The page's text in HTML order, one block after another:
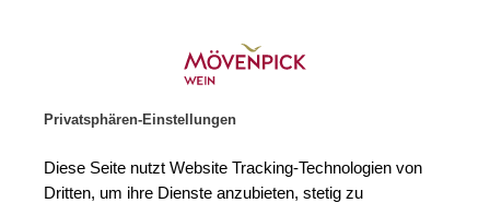
Privatsphären-Einstellungen
Diese Seite nutzt Website Tracking-Technologien von
Dritten, um ihre Dienste anzubieten, stetig zu
Zum Ende der Bildgalerie springen
Zum Anfang der